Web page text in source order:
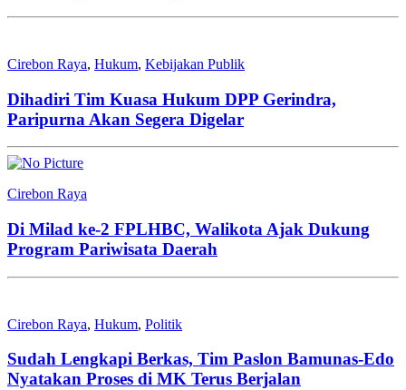
Cirebon Raya, Hukum, Kebijakan Publik
Dihadiri Tim Kuasa Hukum DPP Gerindra,
Paripurna Akan Segera Digelar
Cirebon Raya
Di Milad ke-2 FPLHBC, Walikota Ajak Dukung
Program Pariwisata Daerah
Cirebon Raya, Hukum, Politik
Sudah Lengkapi Berkas, Tim Paslon Bamunas-Edo
Nyatakan Proses di MK Terus Berjalan